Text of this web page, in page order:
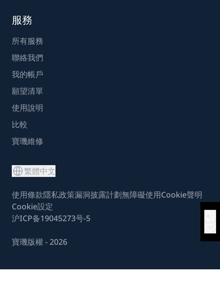
服務
所有服務
聯絡我們
我的帳戶
願望清單
使用說明
比較
寶璣維修
繁體中文
使用條款隱私政策漏洞披露計劃無障礙使用Cookie聲明
Cookie設定
沪ICP备19045273号-5
寶璣版權 - 2026